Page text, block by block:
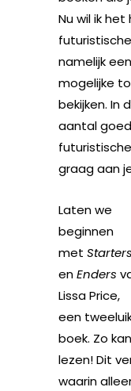
Nu wil ik
namelijk
mogelijke
bekijken. In
aantal
graag aan
Laten we
beginnen
met Starters
enEnders
Lissa Price,
een
boek. Zo
lezen! Dit
waarin